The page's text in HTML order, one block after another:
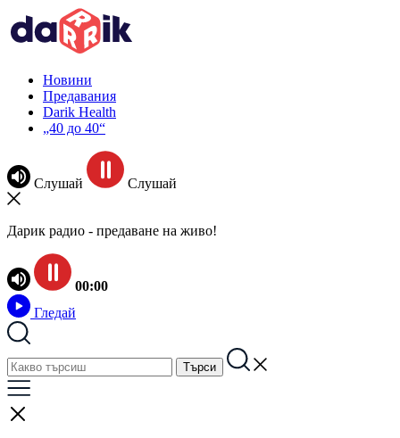
Новини
Предавания
Darik Health
„40 до 40“
Слушай Слушай
Дарик радио - предаване на живо!
00:00
Гледай